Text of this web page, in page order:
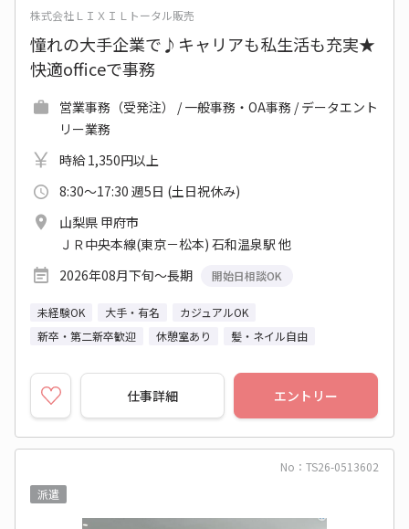
株式会社ＬＩＸＩＬトータル販売
憧れの大手企業で♪キャリアも私生活も充実★
快適officeで事務
営業事務（受発注） / 一般事務・OA事務 / データエント
リー業務
時給 1,350円以上
8:30～17:30 週5日 (土日祝休み)
山梨県 甲府市
ＪＲ中央本線(東京－松本) 石和温泉駅 他
2026年08月下旬～長期
開始日相談OK
未経験OK 大手・有名
カジュアルOK
新卒・第二新卒歓迎
休憩室あり 髪・ネイル自由
仕事詳細 エントリー
No：TS26-0513602
派遣